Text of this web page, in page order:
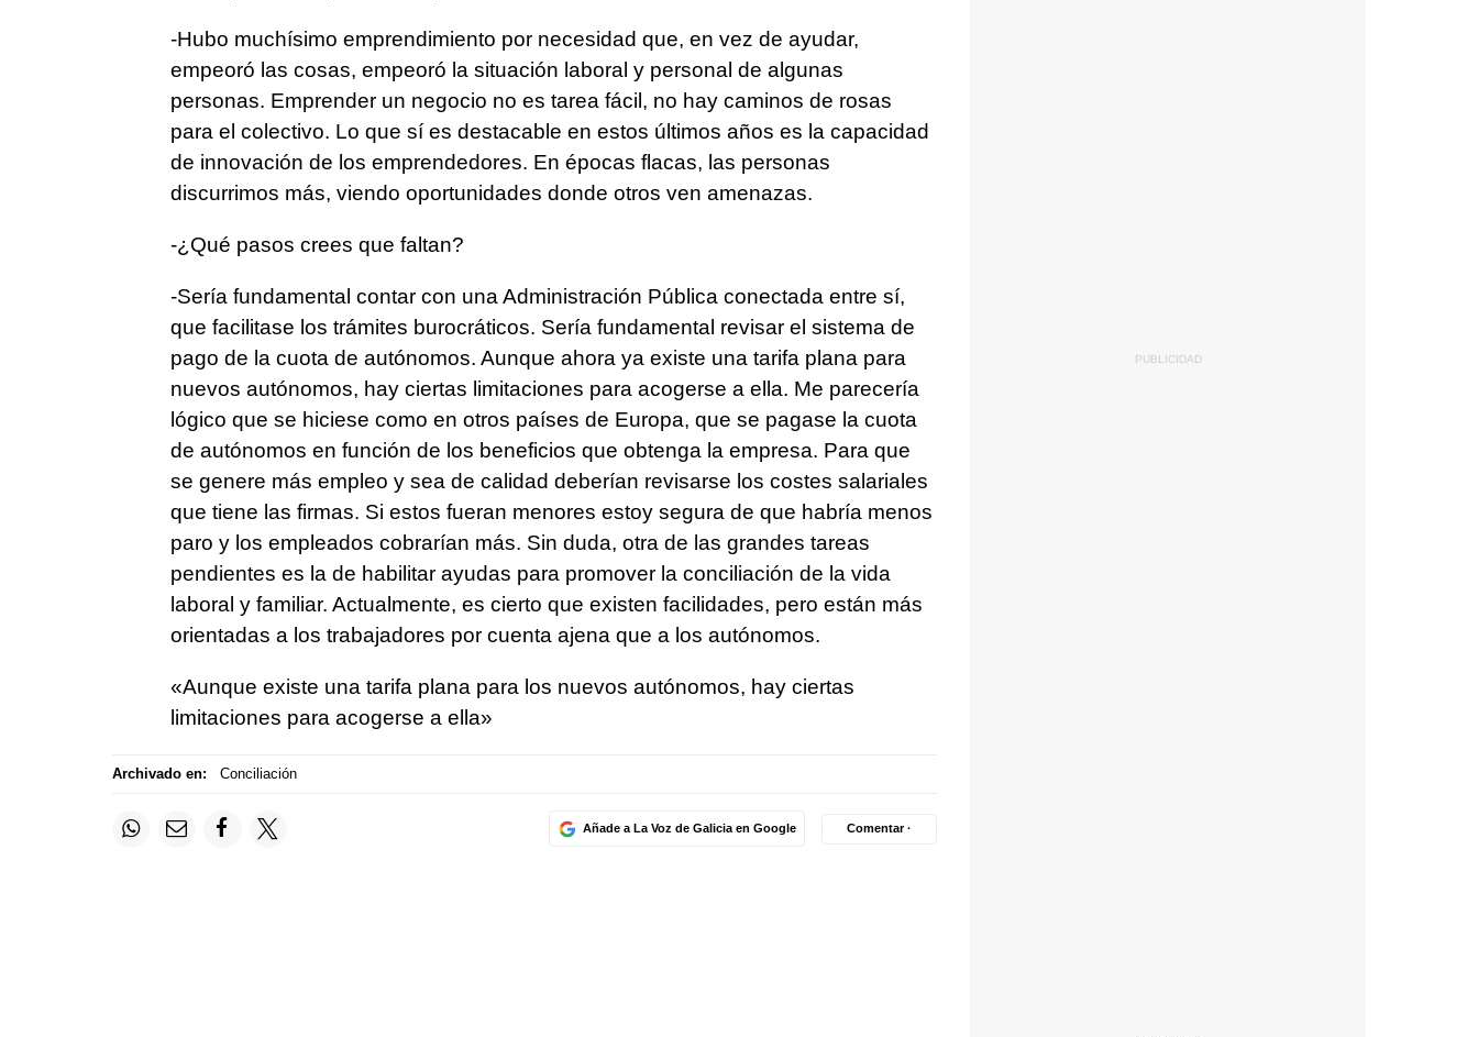
-Hubo muchísimo emprendimiento por necesidad que, en vez de ayudar,
empeoró las cosas, empeoró la situación laboral y personal de algunas
personas. Emprender un negocio no es tarea fácil, no hay caminos de rosas
para el colectivo. Lo que sí es destacable en estos últimos años es la capacidad
de innovación de los emprendedores. En épocas flacas, las personas
discurrimos más, viendo oportunidades donde otros ven amenazas.
-¿Qué pasos crees que faltan?
-Sería fundamental contar con una Administración Pública conectada entre sí,
que facilitase los trámites burocráticos. Sería fundamental revisar el sistema de
pago de la cuota de autónomos. Aunque ahora ya existe una tarifa plana para
nuevos autónomos, hay ciertas limitaciones para acogerse a ella. Me parecería
lógico que se hiciese como en otros países de Europa, que se pagase la cuota
de autónomos en función de los beneficios que obtenga la empresa. Para que
se genere más empleo y sea de calidad deberían revisarse los costes salariales
que tiene las firmas. Si estos fueran menores estoy segura de que habría menos
paro y los empleados cobrarían más. Sin duda, otra de las grandes tareas
pendientes es la de habilitar ayudas para promover la conciliación de la vida
laboral y familiar. Actualmente, es cierto que existen facilidades, pero están más
orientadas a los trabajadores por cuenta ajena que a los autónomos.
«Aunque existe una tarifa plana para los nuevos autónomos, hay ciertas
limitaciones para acogerse a ella»
Archivado en: Conciliación
Añade a La Voz de Galicia en Google Comentar ·